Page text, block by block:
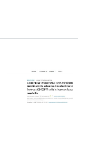
中肾小球内皮细胞